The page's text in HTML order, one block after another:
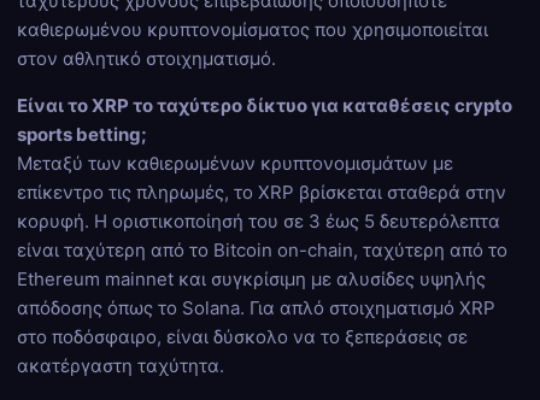
καθιερωμένου κρυπτονομίσματος που χρησιμοποιείται
στον αθλητικό στοιχηματισμό.
Είναι το XRP το ταχύτερο δίκτυο για καταθέσεις crypto
sports betting;
Μεταξύ των καθιερωμένων κρυπτονομισμάτων με
επίκεντρο τις πληρωμές, το XRP βρίσκεται σταθερά στην
κορυφή. Η οριστικοποίησή του σε 3 έως 5 δευτερόλεπτα
είναι ταχύτερη από το Bitcoin on-chain, ταχύτερη από το
Ethereum mainnet και συγκρίσιμη με αλυσίδες υψηλής
απόδοσης όπως το Solana. Για απλό στοιχηματισμό XRP
στο ποδόσφαιρο, είναι δύσκολο να το ξεπεράσεις σε
ακατέργαστη ταχύτητα.